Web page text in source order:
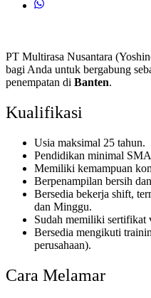
PT Multirasa Nusantara
bagi Anda untuk bergabung
penempatan di Banten.
Kualifikasi
Usia maksimal 25 tahun.
Pendidikan minimal
Memiliki kemampuan
Berpenampilan bersih
Bersedia bekerja shift,
dan Minggu.
Sudah memiliki sertifikat
Bersedia mengikuti
perusahaan).
Cara Melamar